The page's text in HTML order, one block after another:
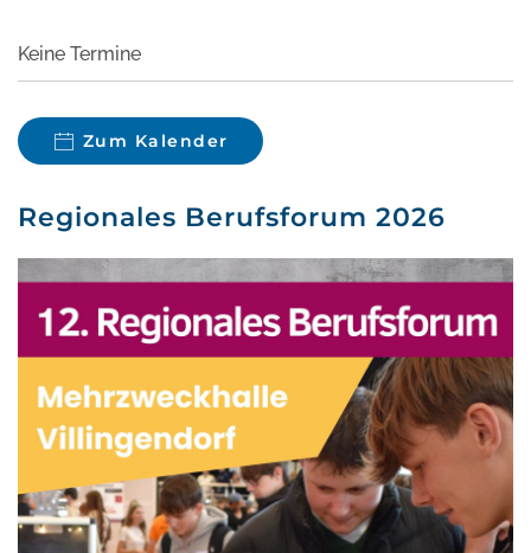
Keine Termine
Zum Kalender
Regionales Berufsforum 2026